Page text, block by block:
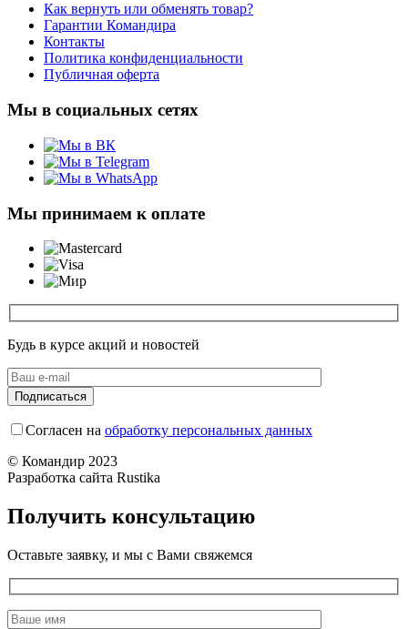
Как вернуть или обменять товар?
Гарантии Командира
Контакты
Политика конфиденциальности
Публичная оферта
Мы в социальных сетях
Мы принимаем к оплате
Будь в курсе акций и новостей
Согласен на обработку персональных данных
© Командир 2023
Разработка сайта Rustika
Получить консультацию
Оставьте заявку, и мы с Вами свяжемся